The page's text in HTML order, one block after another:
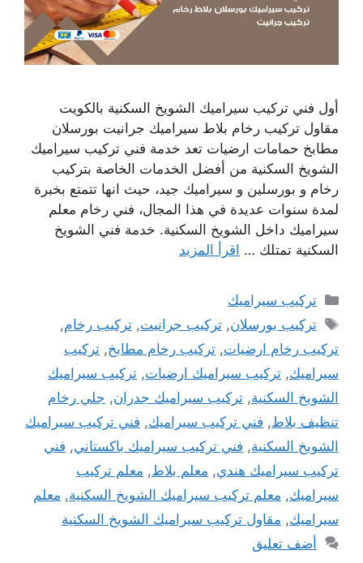
أول فني تركيب سيراميك الشويخ السكنية بالكويت
مقاول تركيب رخام بلاط سيراميك جرانيت بورسلان
مطابخ حمامات ارضيات تعد خدمة فني تركيب سيراميك
الشويخ السكنية من أفضل الخدمات الخاصة بتركيب
رخام و بورسلين و سيراميك جيد، حيث انها تتمتع بخبرة
لمدة سنوات عديدة في هذا المجال، فني رخام معلم
سيراميك داخل الشويخ السكنية. خدمة فني الشويخ
السكنية تمتلك … اقرأ المزيد
التصنيفات
تركيب سيراميك
الوسوم
تركيب بورسلان,تركيب جرانيت,تركيب رخام,
تركيب رخام ارضيات, تركيب رخام مطابخ, تركيب
سيراميك, تركيب سيراميك ارضيات, تركيب سيراميك
الشويخ السكنية, تركيب سيراميك جدران, جلي رخام
تنظيف بلاط, فني تركيب سيراميك, فني تركيب سيراميك
الشويخ السكنية, فني تركيب سيراميك باكستاني, فني
تركيب سيراميك هندي, معلم بلاط, معلم تركيب
سيراميك, معلم تركيب سيراميك الشويخ السكنية, معلم
سيراميك, مقاول تركيب سيراميك الشويخ السكنية
أضف تعليق